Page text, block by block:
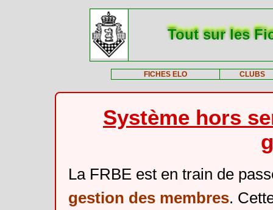
Tout sur les
FICHES ELO CLUBS
Système hors
La FRBE est en train de
gestion des membres.